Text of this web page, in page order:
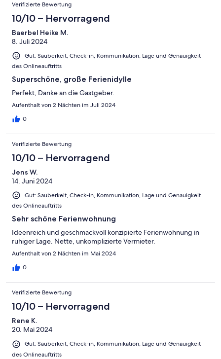
Verifizierte Bewertung
10/10 – Hervorragend
Baerbel Heike M.
8. Juli 2024
Gut: Sauberkeit, Check-in, Kommunikation, Lage und Genauigkeit
des Onlineauftritts
Superschöne, große Ferienidylle
Perfekt, Danke an die Gastgeber.
Aufenthalt von 2 Nächten im Juli 2024
0
Verifizierte Bewertung
10/10 – Hervorragend
Jens W.
14. Juni 2024
Gut: Sauberkeit, Check-in, Kommunikation, Lage und Genauigkeit
des Onlineauftritts
Sehr schöne Ferienwohnung
Ideenreich und geschmackvoll konzipierte Ferienwohnung in
ruhiger Lage. Nette, unkomplizierte Vermieter.
Aufenthalt von 2 Nächten im Mai 2024
0
Verifizierte Bewertung
10/10 – Hervorragend
Rene K.
20. Mai 2024
Gut: Sauberkeit, Check-in, Kommunikation, Lage und Genauigkeit
des Onlineauftritts